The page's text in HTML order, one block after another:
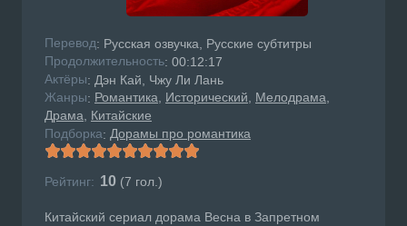
Перевод: Русская озвучка, Русские субтитры
Продолжительность: 00:12:17
Актёры: Дэн Кай, Чжу Ли Лань
Жанры: Романтика Исторический
Мелодрама
Драма Китайские
Подборка: Дорамы про романтика
Рейтинг: 10 (7 гол.)
Китайский сериал дорама Весна в Запретном